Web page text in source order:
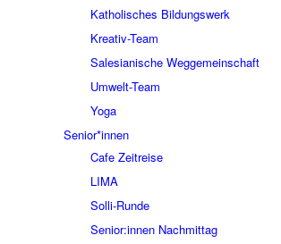
Katholisches Bildungswerk
Kreativ-Team
Salesianische Weggemeinschaft
Umwelt-Team
Yoga
Senior*innen
Cafe Zeitreise
LIMA
Solli-Runde
Senior:innen Nachmittag